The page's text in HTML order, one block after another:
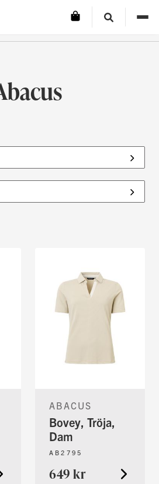
ABACUS
Bovey, Tröja,
Dam
AB2795
649 kr